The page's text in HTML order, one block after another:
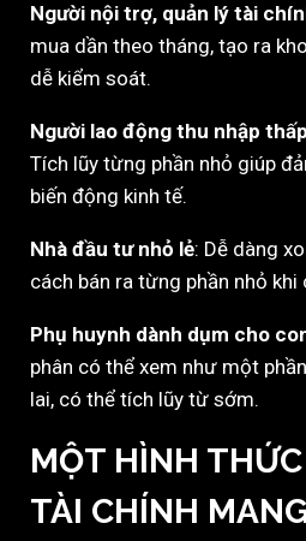
Người nội trợ, quản lý tài
mua dần theo tháng, tạo ra
dễ kiểm soát.
Người lao động thu nhập
Tích lũy từng phần nhỏ giúp
biến động kinh tế.
Nhà đầu tư nhỏ lẻ: Dễ dàng
cách bán ra từng phần nhỏ khi
Phụ huynh dành dụm cho
phân có thể xem như một
lai, có thể tích lũy từ sớm.
MỘT HÌNH
TÀI CHÍNH